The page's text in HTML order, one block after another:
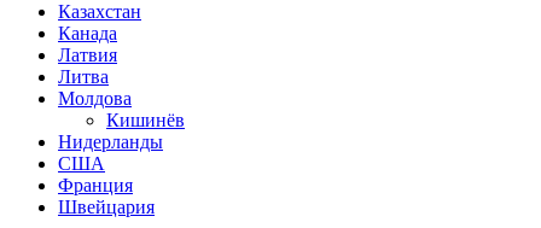
Казахстан
Канада
Латвия
Литва
Молдова
Кишинёв
Нидерланды
США
Франция
Швейцария